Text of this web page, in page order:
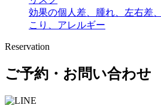
効果の個人差、腫れ、左右差
こり、アレルギー
Reservation
ご予約・お問い合わせ